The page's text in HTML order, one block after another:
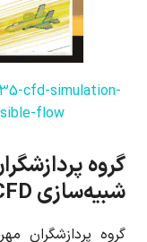
cfd-simulation-
flow/
گروه
شبیه‌سازی CFD
گروه پردازشگران